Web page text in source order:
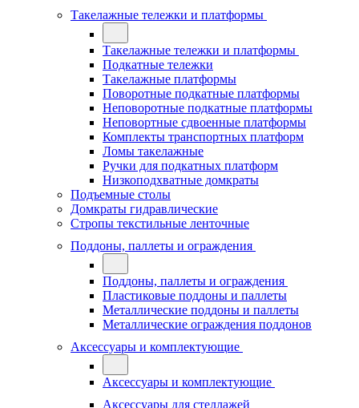
Такелажные тележки и платформы
Такелажные тележки и платформы
Подкатные тележки
Такелажные платформы
Поворотные подкатные платформы
Неповоротные подкатные платформы
Неповортные сдвоенные платформы
Комплекты транспортных платформ
Ломы такелажные
Ручки для подкатных платформ
Низкоподхватные домкраты
Подъемные столы
Домкраты гидравлические
Стропы текстильные ленточные
Поддоны, паллеты и ограждения
Поддоны, паллеты и ограждения
Пластиковые поддоны и паллеты
Металлические поддоны и паллеты
Металлические ограждения поддонов
Аксессуары и комплектующие
Аксессуары и комплектующие
Аксессуары для стеллажей